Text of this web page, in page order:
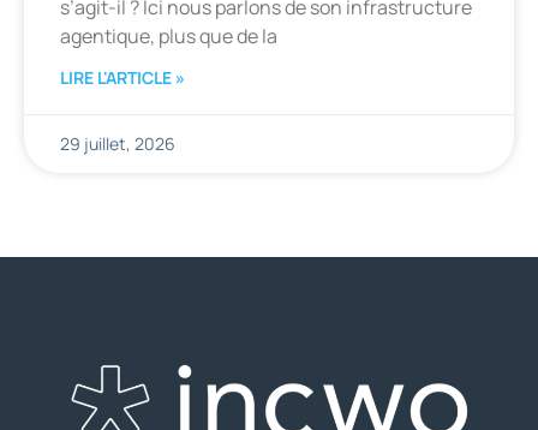
s’agit-il ? Ici nous parlons de son infrastructure
agentique, plus que de la
LIRE L'ARTICLE »
29 juillet, 2026